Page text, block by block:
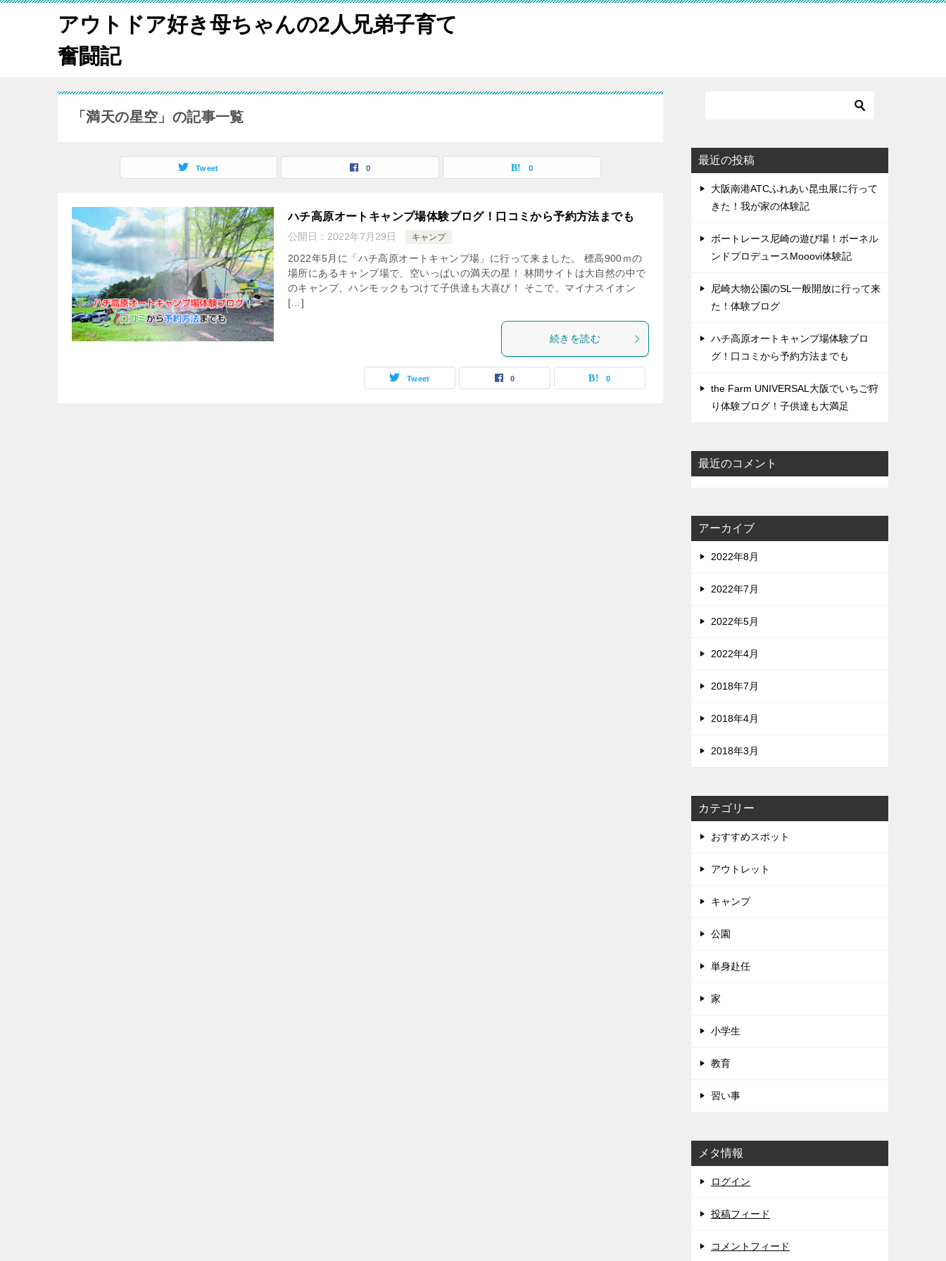
アウトドア好き母ちゃんの2人兄弟子育て
奮闘記
「満天の星空」の記事一覧
Tweet 0 0
ハチ高原オートキャンプ場体験ブログ！口コミから予約方法までも
公開日： 2022年7月29日 キャンプ
2022年5月に「ハチ高原オートキャンプ場」に行って来ました。 標高900ｍの
場所にあるキャンプ場で、空いっぱいの満天の星！ 林間サイトは大自然の中で
のキャンプ、ハンモックもつけて子供達も大喜び！ そこで、マイナスイオン
[…]
続きを読む
Tweet 0 0
最近の投稿
大阪南港ATCふれあい昆虫展に行って
きた！我が家の体験記
ボートレース尼崎の遊び場！ボーネル
ンドプロデュースMooovi体験記
尼崎大物公園のSL一般開放に行って来
た！体験ブログ
ハチ高原オートキャンプ場体験ブロ
グ！口コミから予約方法までも
the Farm UNIVERSAL大阪でいちご狩
り体験ブログ！子供達も大満足
最近のコメント
アーカイブ
2022年8月
2022年7月
2022年5月
2022年4月
2018年7月
2018年4月
2018年3月
カテゴリー
おすすめスポット
アウトレット
キャンプ
公園
単身赴任
家
小学生
教育
習い事
メタ情報
ログイン
投稿フィード
コメントフィード